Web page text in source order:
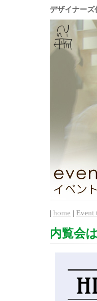
デザイナーズ
| home | Event
内覧会